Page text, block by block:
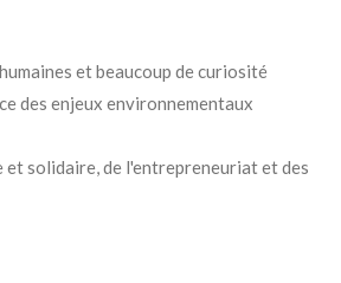
et beaucoup de curiosité
des enjeux environnementaux
et solidaire, de l'entrepreneuriat et des